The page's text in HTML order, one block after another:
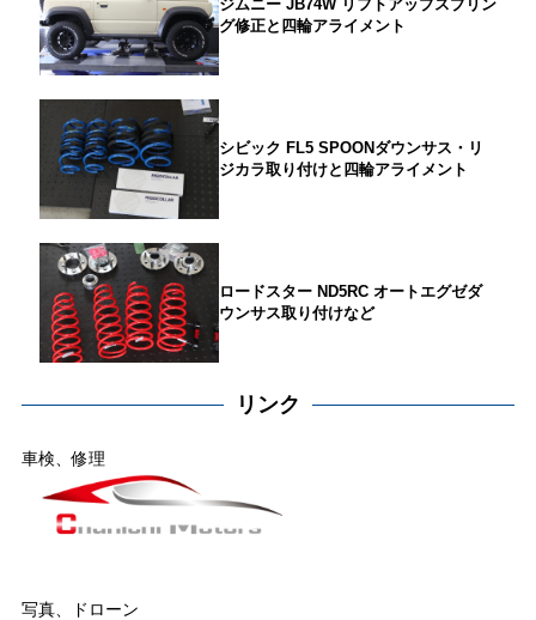
ジムニー JB74W リフトアップスプリン
グ修正と四輪アライメント
シビック FL5 SPOONダウンサス・リ
ジカラ取り付けと四輪アライメント
ロードスター ND5RC オートエグゼダ
ウンサス取り付けなど
リンク
車検、修理
写真、ドローン